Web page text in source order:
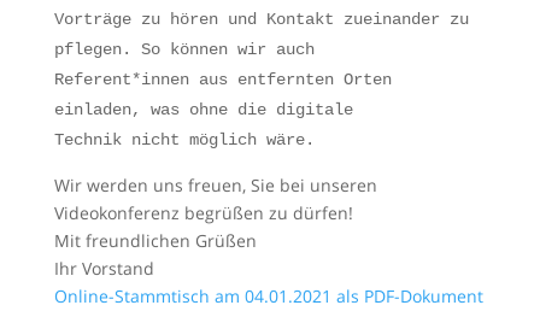
Vorträge zu hören und Kontakt zueinander zu
pflegen. So können wir auch
Referent*innen aus entfernten Orten
einladen, was ohne die digitale
Technik nicht möglich wäre.
Wir werden uns freuen, Sie bei unseren
Videokonferenz begrüßen zu dürfen!
Mit freundlichen Grüßen
Ihr Vorstand
Online-Stammtisch am 04.01.2021 als PDF-Dokument